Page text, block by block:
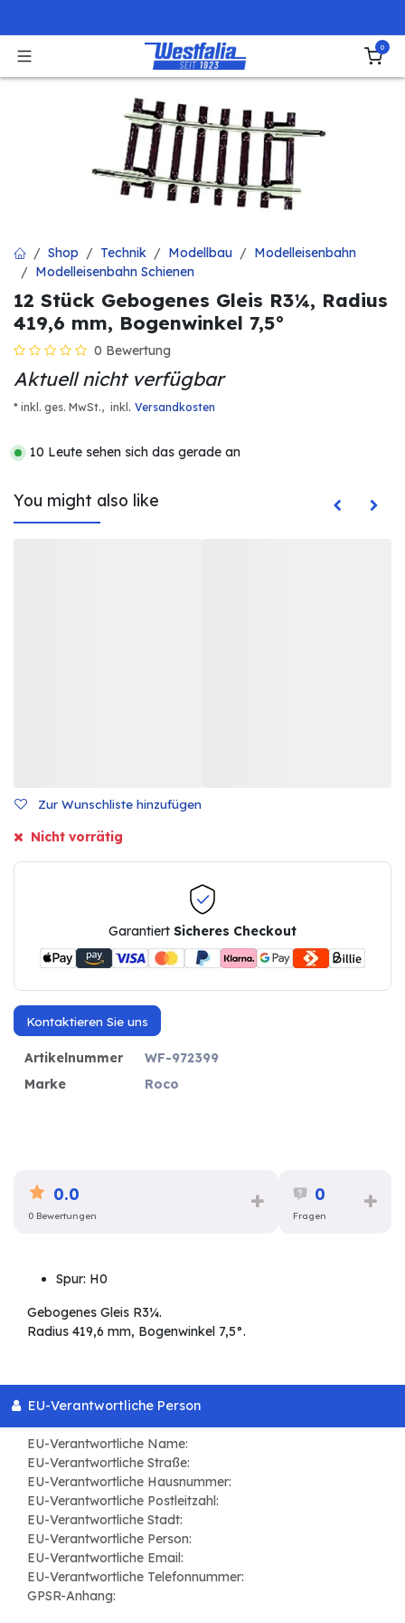
0
Shop Technik Modellbau
Modelleisenbahn
Modelleisenbahn Schienen
12 Stück Gebogenes Gleis R3¼, Radius
419,6 mm, Bogenwinkel 7,5°
0 Bewertung
Aktuell nicht verfügbar
* inkl. ges. MwSt., inkl . Versandkosten
10 Leute sehen sich das gerade an
You might also like
Zur Wunschliste hinzufügen
Nicht vorrätig
Garantiert Sicheres Checkout
Kontaktieren Sie uns
Artikelnummer
WF-972399
Marke
Roco
0.0
0 Bewertungen
0
Fragen
Spur: H0
Gebogenes Gleis R3¼.
Radius 419,6 mm, Bogenwinkel 7,5°.
EU-Verantwortliche Person
EU-Verantwortliche Name:
EU-Verantwortliche Straße:
EU-Verantwortliche Hausnummer:
EU-Verantwortliche Postleitzahl:
EU-Verantwortliche Stadt:
EU-Verantwortliche Person:
EU-Verantwortliche Email:
EU-Verantwortliche Telefonnummer:
GPSR-Anhang: